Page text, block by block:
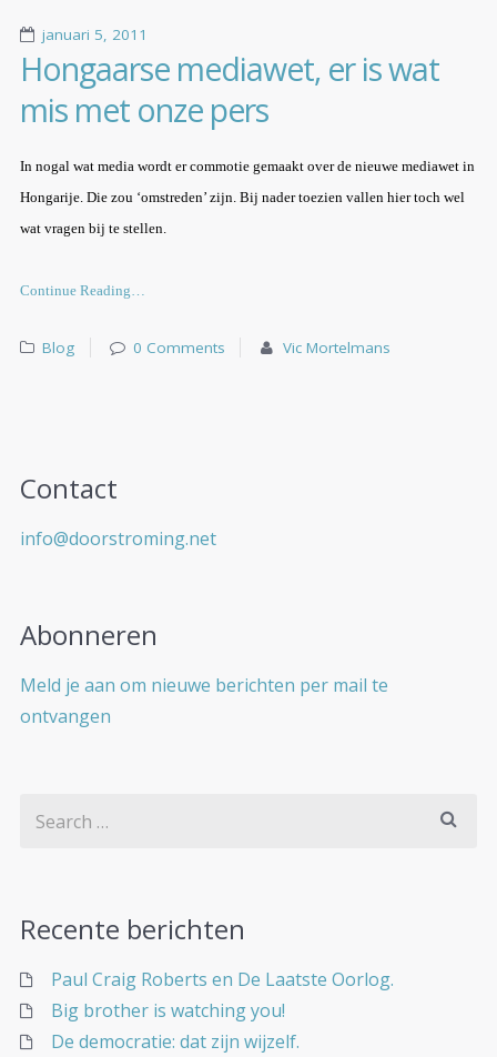
januari 5, 2011
Hongaarse mediawet, er is wat
mis met onze pers
In nogal wat media wordt er commotie gemaakt over de nieuwe mediawet in
Hongarije. Die zou ‘omstreden’ zijn. Bij nader toezien vallen hier toch wel
wat vragen bij te stellen.
Continue Reading…
Blog 0 Comments Vic Mortelmans
Contact
info@doorstroming.net
Abonneren
Meld je aan om nieuwe berichten per mail te
ontvangen
Recente berichten
Paul Craig Roberts en De Laatste Oorlog.
Big brother is watching you!
De democratie: dat zijn wijzelf.